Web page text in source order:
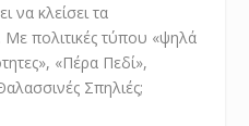
να κλείσει τα
Με πολιτικές τύπου «ψηλά
«Πέρα Πεδί»,
Σπηλιές;